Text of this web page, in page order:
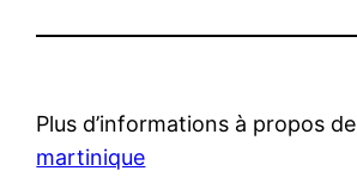
Plus d’informations à propos de
martinique